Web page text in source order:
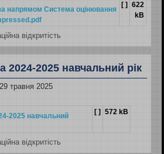
напрямом Система оцінювання
[ ]
622
kB
відкритість
2024-2025 навчальний рік
травня 2025
2025 навчальний
[ ] 572 kB
відкритість